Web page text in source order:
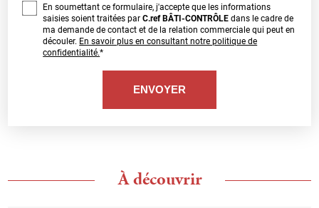
En soumettant ce formulaire, j'accepte que les informations
saisies soient traitées parC.ref BÂTI-CONTRÔLEdans le cadre de
ma demande de contact et de la relation commerciale qui peut en
découler. En savoir plus en consultant notre politique de
confidentialité.*
À découvrir